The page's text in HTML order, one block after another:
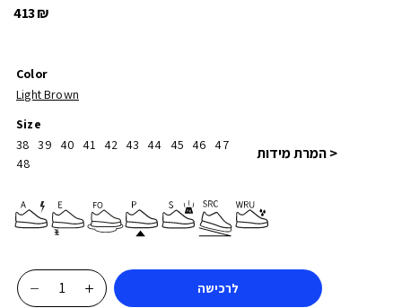
413₪
Color
Light Brown
Size
38 39 40 41 42 43 44 45 46
47
48
< המרת מידות
כמות
לרכישה